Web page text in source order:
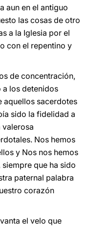
aun en el antiguo
las cosas de otro
a la Iglesia por el
con el repentino y
de concentración,
a los detenidos
aquellos sacerdotes
sido la fidelidad a
valerosa
Nos hemos
y Nos nos hemos
que ha sido
paternal palabra
corazón
el velo que